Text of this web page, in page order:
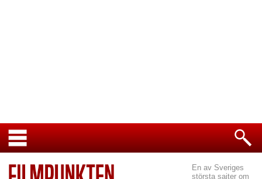
En av Sveriges
största sajter om